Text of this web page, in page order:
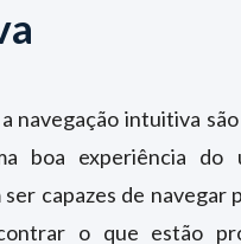
navegação intuitiva
boa experiência do
capazes de navegar
o que estão